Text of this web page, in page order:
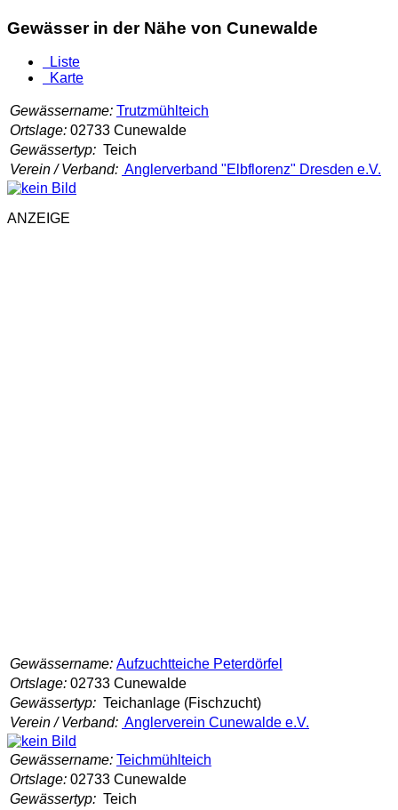
Gewässer in der Nähe von Cunewalde
Liste
Karte
Gewässername: Trutzmühlteich
Ortslage: 02733 Cunewalde
Gewässertyp: Teich
Verein / Verband: Anglerverband "Elbflorenz" Dresden e.V.
ANZEIGE
Gewässername: Aufzuchtteiche Peterdörfel
Ortslage: 02733 Cunewalde
Gewässertyp: Teichanlage (Fischzucht)
Verein / Verband: Anglerverein Cunewalde e.V.
Gewässername: Teichmühlteich
Ortslage: 02733 Cunewalde
Gewässertyp: Teich